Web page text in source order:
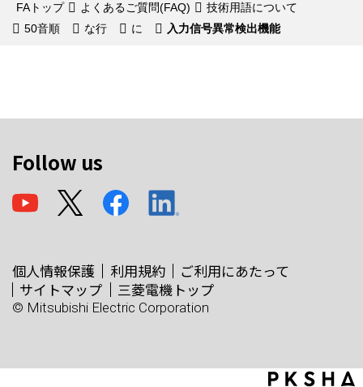
FAトップ よくあるご質問(FAQ)
技術用語について
50音順
な行 に 入力信号異常検出機能
Follow us
個人情報保護 利用規約
ご利用にあたって
サイトマップ
三菱電機トップ
© Mitsubishi Electric Corporation